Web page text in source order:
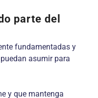
parte del
fundamentadas y
asumir para
y que mantenga